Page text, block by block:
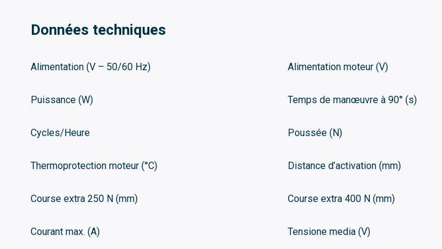
Données techniques
Alimentation (V – 50/60 Hz) Alimentation moteur (V)
Puissance (W) Temps de manœuvre à 90° (s)
Cycles/Heure Poussée (N)
Thermoprotection moteur (°C) Distance d’activation (mm)
Course extra 250 N (mm) Course extra 400 N (mm)
Courant max. (A) Tensione media (V)